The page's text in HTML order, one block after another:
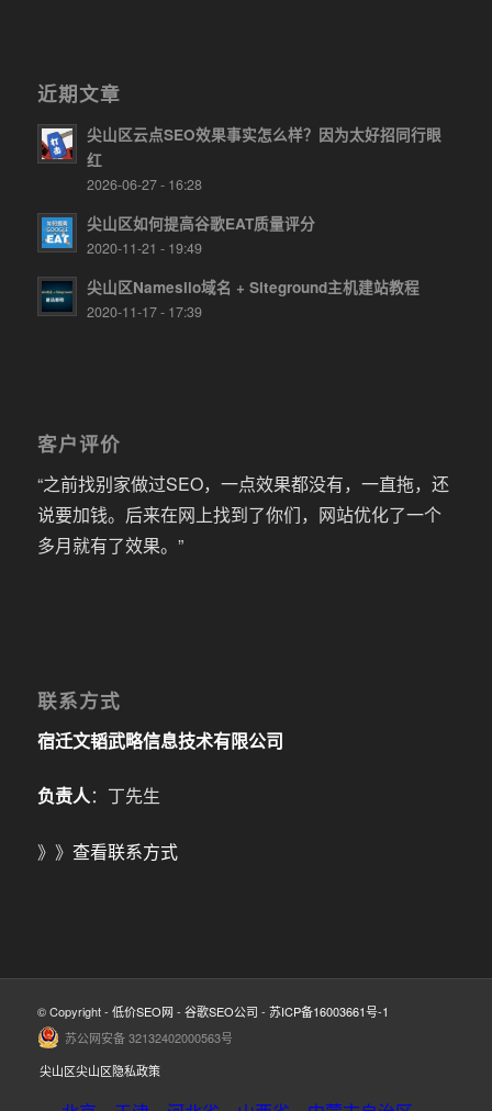
近期文章
尖山区云点SEO效果事实怎么样？因为太好招同行眼
红
2026-06-27 - 16:28
尖山区如何提高谷歌EAT质量评分
2020-11-21 - 19:49
尖山区Namesilo域名 + Siteground主机建站教程
2020-11-17 - 17:39
客户评价
“之前找别家做过SEO，一点效果都没有，一直拖，还
说要加钱。后来在网上找到了你们，网站优化了一个
多月就有了效果。”
联系方式
宿迁文韬武略信息技术有限公司
负责人：丁先生
》》 查看联系方式
© Copyright - 低价SEO网 - 谷歌SEO公司 - 苏ICP备16003661号-1
苏公网安备 32132402000563号
尖山区尖山区隐私政策